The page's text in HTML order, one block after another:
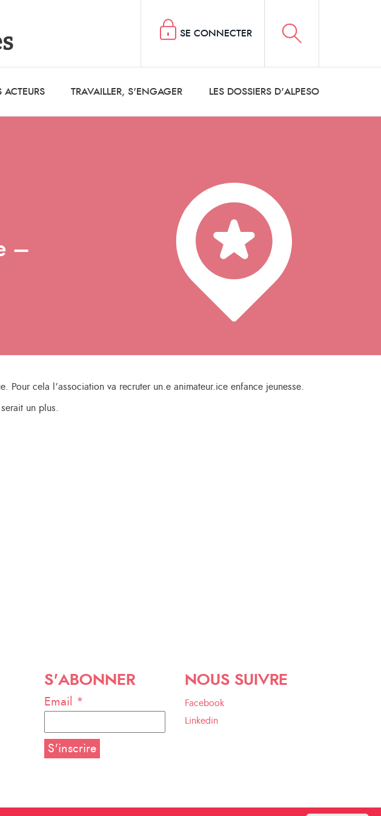
ACTEURS TRAVAILLER, S'ENGAGER LES DOSSIERS D'ALPESO
SE CONNECTER
–
cela l’association va recruter un.e animateur.ice enfance jeunesse.
un plus.
S'ABONNER
Email *
NOUS SUIVRE
Facebook
Linkedin